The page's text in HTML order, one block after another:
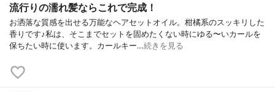
流行りの濡れ髪ならこれで完成！
お洒落な質感を出せる万能なヘアセットオイル。柑橘系のスッキリした
香りです♪私は、そこまでセットを固めたくない時にゆる〜いカールを
保ちたい時に使います。カールキー…続きを見る